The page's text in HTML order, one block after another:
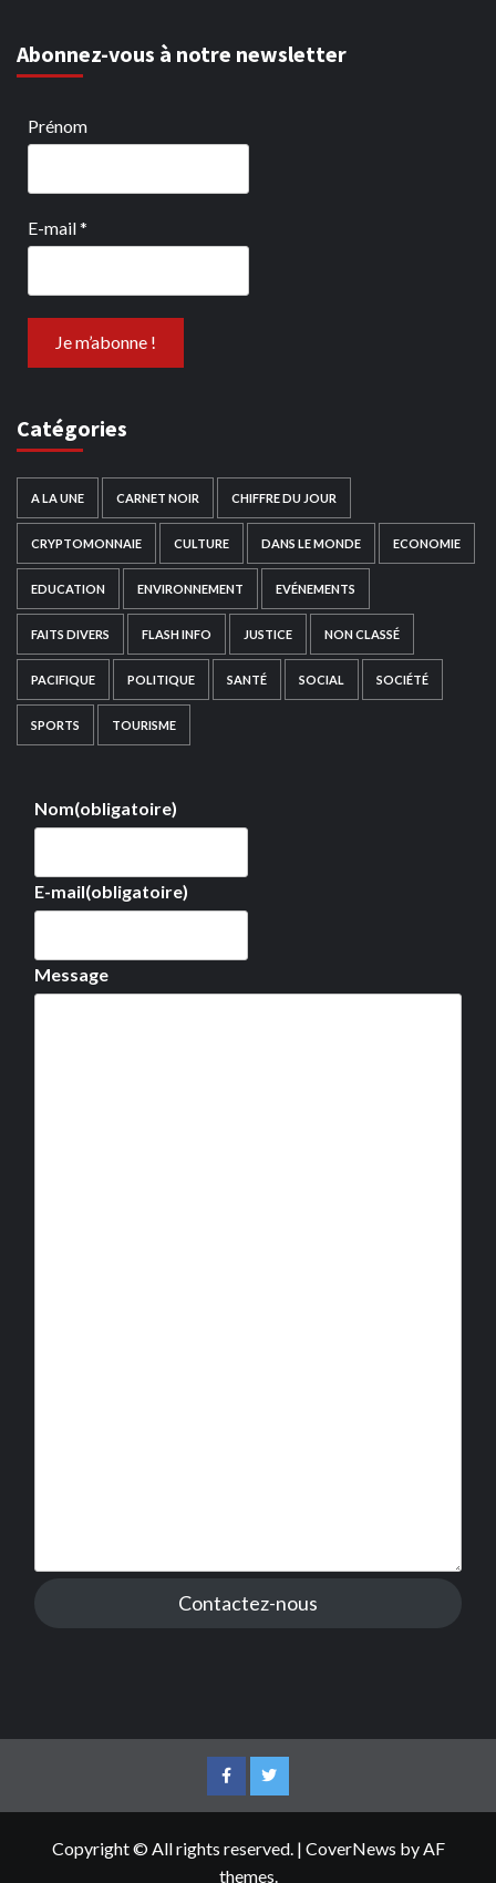
Abonnez-vous à notre newsletter
Prénom
E-mail*
Catégories
A LA UNE CARNET NOIR CHIFFRE DU JOUR
CRYPTOMONNAIE CULTURE DANS LE MONDE ECONOMIE
EDUCATION ENVIRONNEMENT EVÉNEMENTS
FAITS DIVERS FLASH INFO JUSTICE NON CLASSÉ
PACIFIQUE POLITIQUE SANTÉ SOCIAL SOCIÉTÉ
SPORTS TOURISME
Nom(obligatoire)
E-mail(obligatoire)
Message
Contactez-nous
FacebookTwitter
Copyright © All rights reserved. | CoverNews by AF
themes.